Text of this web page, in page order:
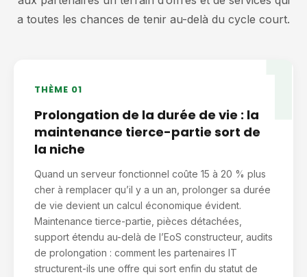
a toutes les chances de tenir au-delà du cycle court.
THÈME 01
Prolongation de la durée de vie : la
maintenance tierce-partie sort de
la niche
Quand un serveur fonctionnel coûte 15 à 20 % plus
cher à remplacer qu’il y a un an, prolonger sa durée
de vie devient un calcul économique évident.
Maintenance tierce-partie, pièces détachées,
support étendu au-delà de l’EoS constructeur, audits
de prolongation : comment les partenaires IT
structurent-ils une offre qui sort enfin du statut de